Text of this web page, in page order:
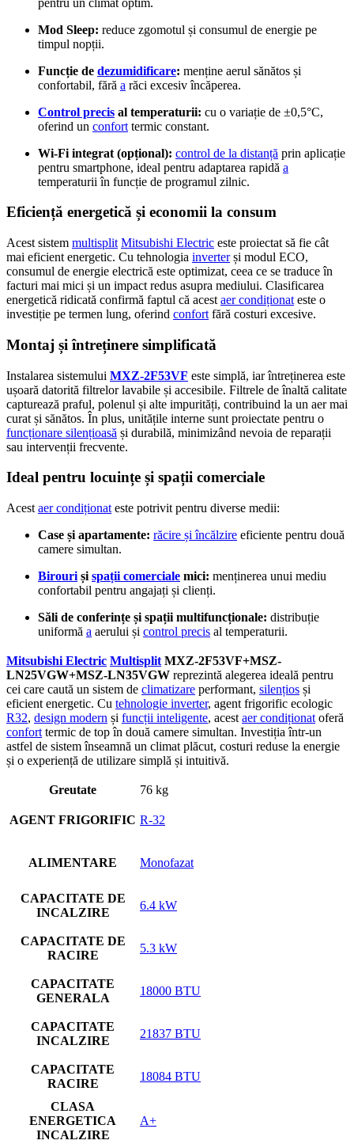
Mod Sleep: reduce zgomotul și consumul de energie pe
timpul nopții.
Funcție de dezumidificare: menține aerul sănătos și
confortabil, fără a răci excesiv încăperea.
Control precis al temperaturii: cu o variație de ±0,5°C,
oferind un confort termic constant.
Wi-Fi integrat (opțional): control de la distanță prin aplicație
pentru smartphone, ideal pentru adaptarea rapidă a
temperaturii în funcție de programul zilnic.
Eficiență energetică și economii la consum
Acest sistem multisplit Mitsubishi Electric este proiectat să fie cât
mai eficient energetic. Cu tehnologia inverterși modul ECO,
consumul de energie electrică este optimizat, ceea ce se traduce în
facturi mai mici și un impact redus asupra mediului. Clasificarea
energetică ridicată confirmă faptul că acest aer condiționat este o
investiție pe termen lung, oferind confort fără costuri excesive.
Montaj și întreținere simplificată
Instalarea sistemului MXZ-2F53VF este simplă, iar întreținerea este
ușoară datorită filtrelor lavabile și accesibile. Filtrele de înaltă calitate
capturează praful, polenul și alte impurități, contribuind la un aer mai
curat și sănătos. În plus, unitățile interne sunt proiectate pentru o
funcționare silențioasă și durabilă, minimizând nevoia de reparații
sau intervenții frecvente.
Ideal pentru locuințe și spații comerciale
Acest aer condiționat este potrivit pentru diverse medii:
Case și apartamente: răcire și încălzire eficiente pentru două
camere simultan.
Birouri și spații comerciale mici: menținerea unui mediu
confortabil pentru angajați și clienți.
Săli de conferințe și spații multifuncționale: distribuție
uniformă a aerului și control precis al temperaturii.
Mitsubishi Electric Multisplit MXZ-2F53VF+MSZ-
LN25VGW+MSZ-LN35VGW reprezintă alegerea ideală pentru
cei care caută un sistem de climatizare performant, silențios și
eficient energetic. Cu tehnologie inverter, agent frigorific ecologic
R32, design modern și funcții inteligente, acest aer condiționat oferă
confort termic de top în două camere simultan. Investiția într-un
astfel de sistem înseamnă un climat plăcut, costuri reduse la energie
și o experiență de utilizare simplă și intuitivă.
Greutate 76 kg
AGENT FRIGORIFIC R-32
ALIMENTARE Monofazat
CAPACITATE DE
INCALZIRE
6.4 kW
CAPACITATE DE
RACIRE
5.3 kW
CAPACITATE
GENERALA
18000 BTU
CAPACITATE
INCALZIRE
21837 BTU
CAPACITATE
RACIRE
18084 BTU
CLASA
ENERGETICA
INCALZIRE
A+